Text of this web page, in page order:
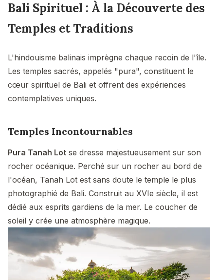
Bali Spirituel : À la Découverte des
Temples et Traditions
L'hindouisme balinais imprègne chaque recoin de l'île.
Les temples sacrés, appelés "pura", constituent le
cœur spirituel de Bali et offrent des expériences
contemplatives uniques.
Temples Incontournables
Pura Tanah Lot se dresse majestueusement sur son
rocher océanique. Perché sur un rocher au bord de
l'océan, Tanah Lot est sans doute le temple le plus
photographié de Bali. Construit au XVIe siècle, il est
dédié aux esprits gardiens de la mer. Le coucher de
soleil y crée une atmosphère magique.